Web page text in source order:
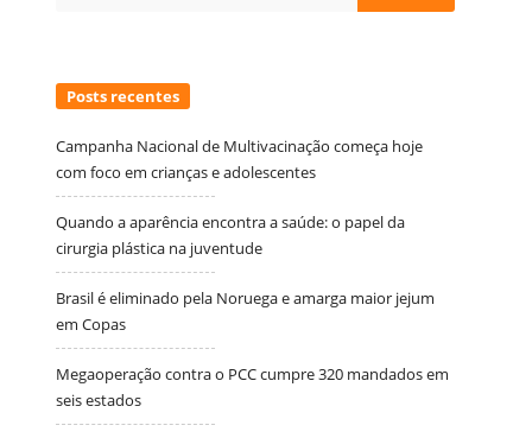
Posts recentes
Campanha Nacional de Multivacinação começa hoje
com foco em crianças e adolescentes
Quando a aparência encontra a saúde: o papel da
cirurgia plástica na juventude
Brasil é eliminado pela Noruega e amarga maior jejum
em Copas
Megaoperação contra o PCC cumpre 320 mandados em
seis estados